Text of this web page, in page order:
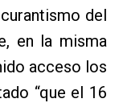
del
en la misma
acceso los
“que el 16